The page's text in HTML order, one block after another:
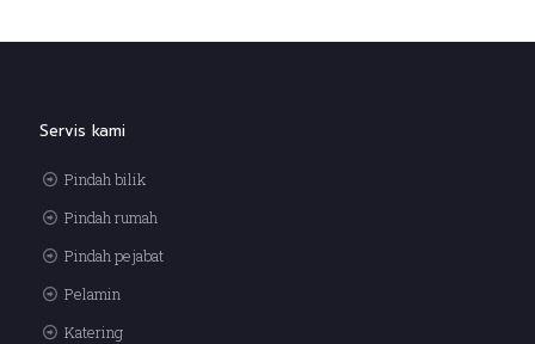
Servis kami
Pindah bilik
Pindah rumah
Pindah pejabat
Pelamin
Katering